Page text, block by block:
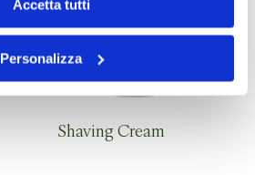
Accetta tutti
Personalizza
Shaving Cream